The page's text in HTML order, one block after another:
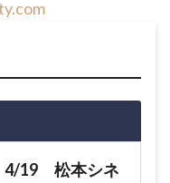
4/19 松本シネ